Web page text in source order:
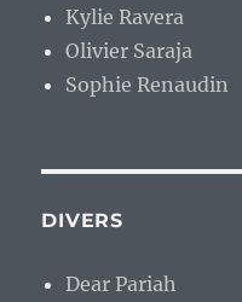
Kylie Ravera
Olivier Saraja
Sophie Renaudin
DIVERS
Dear Pariah